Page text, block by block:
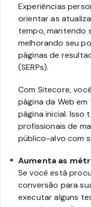
Experiências
orientar as
tempo, mantendo
melhorando seu
páginas de
(SERPs).
Com Sitecore,
página da Web
página inicial. Isso
profissionais de
público-alvo com
Aumenta as
Se você está
conversão para
executar alguns